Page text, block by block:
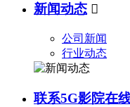
新闻动态 
公司新闻
行业动态
联系5G影院在